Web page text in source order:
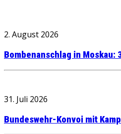
2. August 2026
Bombenanschlag in Moskau:
31. Juli 2026
Bundeswehr-Konvoi mit